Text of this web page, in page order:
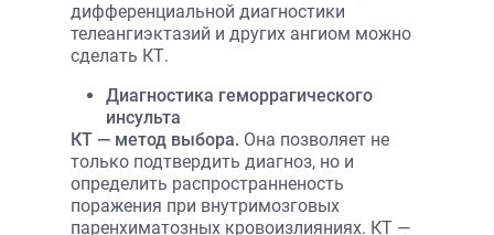
дифференциальной диагностики
телеангиэктазий и других ангиом можно
сделать КТ.
Диагностика геморрагического
инсульта
КТ — метод выбора. Она позволяет не
только подтвердить диагноз, но и
определить распространненость
поражения при внутримозговых
паренхиматозных кровоизлияниях. КТ —